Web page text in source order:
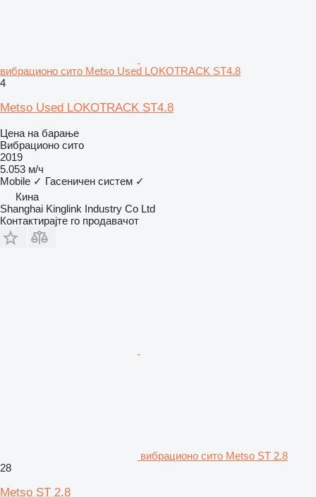
вибрационо сито Metso Used LOKOTRACK ST4.8
4
Metso Used LOKOTRACK ST4.8
Цена на барање
Вибрационо сито
2019
5.053 м/ч
Mobile ✓ Гасеничен систем ✓
Кина
Shanghai Kinglink Industry Co Ltd
Контактирајте го продавачот
вибрационо сито Metso ST 2.8
28
Metso ST 2.8